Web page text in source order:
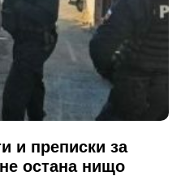
и преписки за
остана нищо